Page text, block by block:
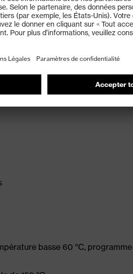
basse 60 °C, programme